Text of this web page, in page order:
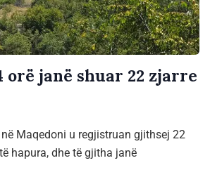
orë janë shuar 22 zjarre
Maqedoni u regjistruan gjithsej 22
hapura, dhe të gjitha janë